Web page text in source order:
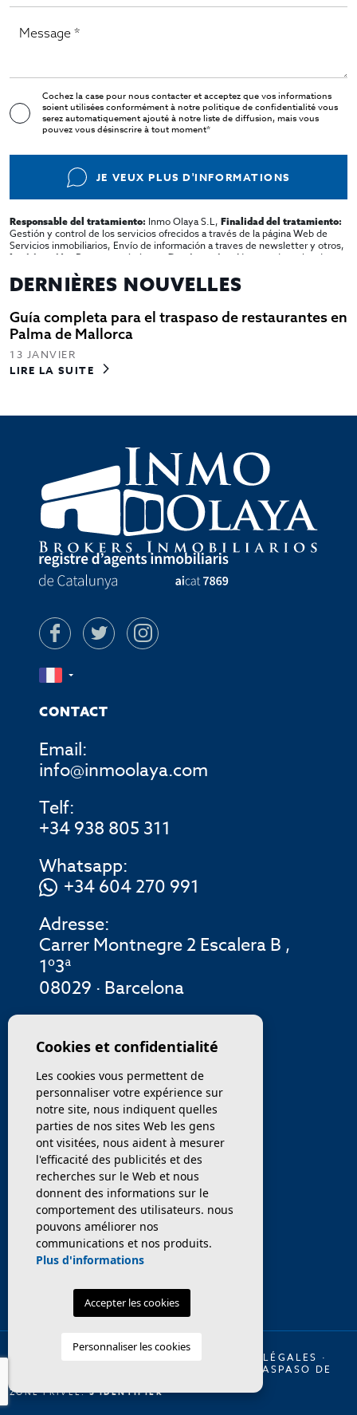
Cochez la case pour nous contacter et acceptez que vos informations
soient utilisées conformément à notrepolitique de confidentialitévous
serez automatiquement ajouté à notre liste de diffusion, mais vous
pouvez vous désinscrire à tout moment*
JE VEUX PLUS D'INFORMATIONS
Responsable del tratamiento: Inmo Olaya S.L, Finalidad del tratamiento:
Gestión y control de los servicios ofrecidos a través de la página Web de
Servicios inmobiliarios, Envío de información a traves de newsletter y otros,
Legitimación: Por consentimiento, Destinatarios:
No se cederan los datos,
Acceder, rectificar y suprimir los datos, solicitar la portabilidad de los
mismos, oponerse altratamiento y solicitar la limitación de éste,
Puede consultarse la información adicional y detallada sobre protección de
datosAquí .
DERNIÈRES NOUVELLES
Guía completa para el traspaso de restaurantes en
Palma de Mallorca
13 JANVIER
LIRE LA SUITE
CONTACT
Email:
info@inmoolaya.com
Telf:
+34 938 805 311
Whatsapp:
+34 604 270 991
Adresse:
Carrer Montnegre 2 Escalera B ,
1º3ª
08029 · Barcelona
MENU
ENTREPRISE
PROPRIÉTÉS
SERVICES
VENDEZ / TRANSFÉRER
NOUVELLES
MENTIONS LÉGALES ·
TRASPASO DE
ZONE PRIVÉE:S'IDENTIFIER
Cookies et confidentialité
Les cookies vous permettent de
personnaliser votre expérience sur
notre site, nous indiquent quelles
parties de nos sites Web les gens
ont visitées, nous aident à mesurer
l'efficacité des publicités et des
recherches sur le Web et nous
donnent des informations sur le
comportement des utilisateurs. nous
pouvons améliorer nos
communications et nos produits.
Plus d'informations
Accepter les cookies
Personnaliser les cookies